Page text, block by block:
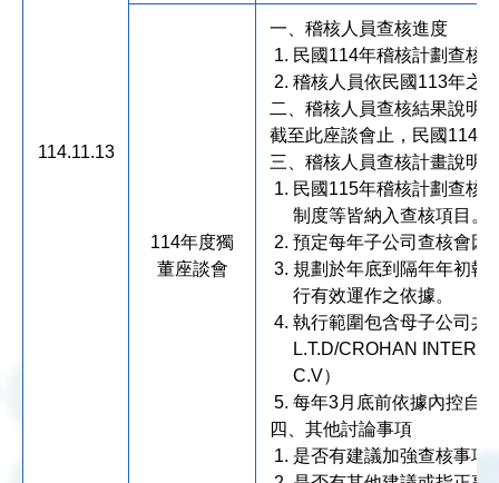
114.11.13
114年度獨
董座談會
一、稽核人員查核進度
民國114年稽核計劃查核
稽核人員依民國113年之
二、稽核人員查核結果說明
截至此座談會止，民國114
三、稽核人員查核計畫說明
民國115年稽核計劃查核
制度等皆納入查核項目。
預定每年子公司查核會因
規劃於年底到隔年年初執
行有效運作之依據。
執行範圍包含母子公司共
L.T.D/CROHAN
C.V）
每年3月底前依據內控自
四、其他討論事項
是否有建議加強查核事項